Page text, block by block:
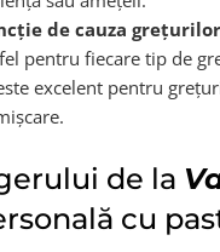
de cauza grețurilor
pentru fiecare tip de
excelent pentru
de la
cu